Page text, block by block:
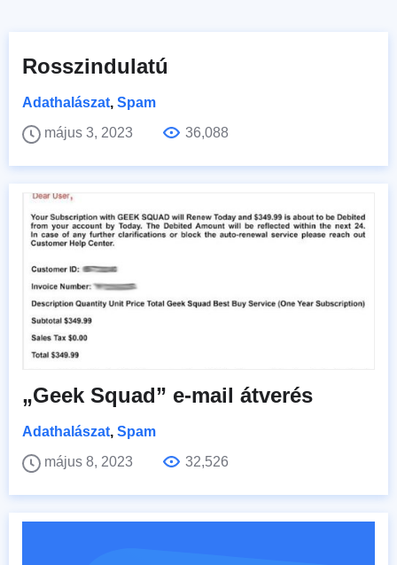
Rosszindulatú
Adathalászat, Spam
május 3, 2023
36,088
„Geek Squad” e-mail átverés
Adathalászat, Spam
május 8, 2023
32,526